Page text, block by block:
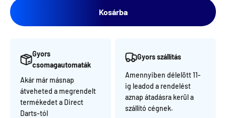
Kosárba
Gyors
csomagautomaták
Akár már másnap
átveheted a megrendelt
termékedet a Direct
Darts-tól
Gyors szállítás
Amennyiben délelött 11-
ig leadod a rendelést
aznap átadásra kerül a
szállító cégnek.